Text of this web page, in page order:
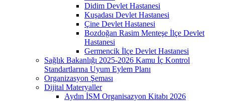
Didim Devlet Hastanesi
Kuşadası Devlet Hastanesi
Çine Devlet Hastanesi
Bozdoğan Rasim Menteşe İlçe Devlet
Hastanesi
Germencik İlçe Devlet Hastanesi
Sağlık Bakanlığı 2025-2026 Kamu İç Kontrol
Standartlarına Uyum Eylem Planı
Organizasyon Şeması
Dijital Materyaller
Aydın İSM Organisazyon Kitabı 2026